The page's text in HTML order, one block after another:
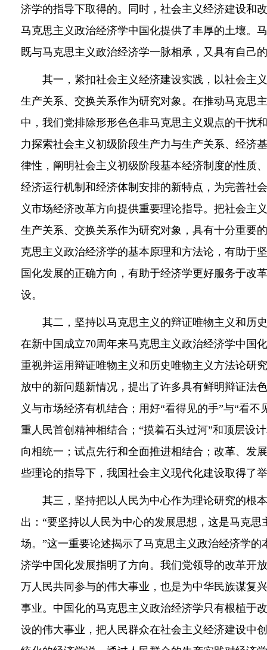
济学的指导下取得的。同时，社会主义经济建设和
马克思主义政治经济学中国化提供了丰厚的土壤。
既与马克思主义政治经济学一脉相承，又具有自己
其一，紧扣社会主义经济建设实践，以社会主
生产关系、交换关系作为研究对象。在推动马克思
中，我们党排除形形色色非马克思主义观点的干扰
力探索社会主义初级阶段生产力与生产关系、经济
律性，阐明社会主义初级阶段基本经济制度的性质
经济运行机制和经济体制安排的新特点，为完善社
义市场经济改革方向提供重要理论指导。把社会主
生产关系、交换关系作为研究对象，具有十分重要
克思主义政治经济学的基本原理和方法论，有助于
国化发展的正确方向，有助于经济学更好服务于改
设。
其二，坚持以马克思主义的辩证唯物主义和历
在新中国成立70周年来马克思主义政治经济学中国
重视并运用辩证唯物主义和历史唯物主义方法论研
放中的新问题新情况，提出了许多具有鲜明辩证法
义与市场经济有机结合；用好“看得见的手”与“看不
重人民首创精神相结合；“摸着石头过河”和顶层设
向相统一；试点先行和全面推进相结合；改革、发
些理论的指导下，我国社会主义现代化建设取得了
其三，坚持把以人民为中心作为理论研究的根
出：“要坚持以人民为中心的发展思想，这是马克思
场。”这一重要论述揭示了马克思主义政治经济学
济学中国化发展指明了方向。我们党领导的改革开
万人民共同参与的伟大事业，也是为中华民族谋复
事业。中国化的马克思主义政治经济学只有根植于
设的伟大事业，把人民群众在社会主义经济建设中